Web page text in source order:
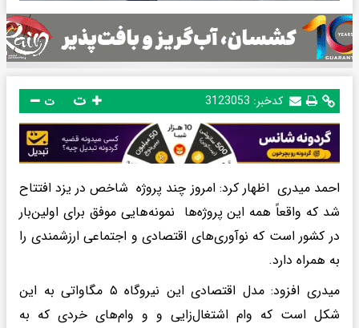
کدخبر: 3123053 ت
احمد میدری اظهار کرد: امروز چند پروژه شاخص در یزد افتتاح
شد که واقعاً همه این پروژه‌ها نمونه‌هایی موفق برای اولین‌بار
در کشور است که نوآوری‌های اقتصادی و اجتماعی ارزشمندی را
به همراه دارد.
میدری افزود: مدل اقتصادی این نیروگاه ۵ مگاواتی به این
شکل است که وام اشتغال‌زایی و و وام‌های خردی که به